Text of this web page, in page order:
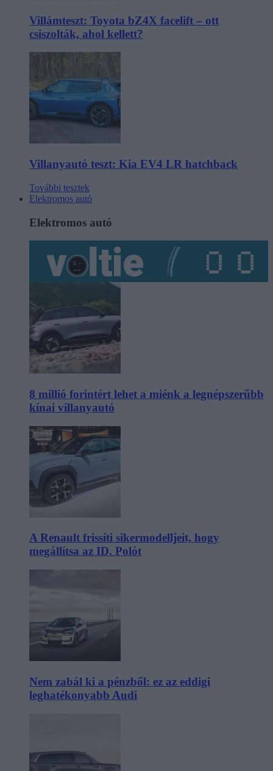
Villámteszt: Toyota bZ4X facelift – ott
csiszolták, ahol kellett?
Villanyautó teszt: Kia EV4 LR hatchback
További tesztek
Elektromos autó
Elektromos autó
8 millió forintért lehet a miénk a legnépszerűbb
kínai villanyautó
A Renault frissíti sikermodelljeit, hogy
megállítsa az ID. Polót
Nem zabál ki a pénzből: ez az eddigi
leghatékonyabb Audi